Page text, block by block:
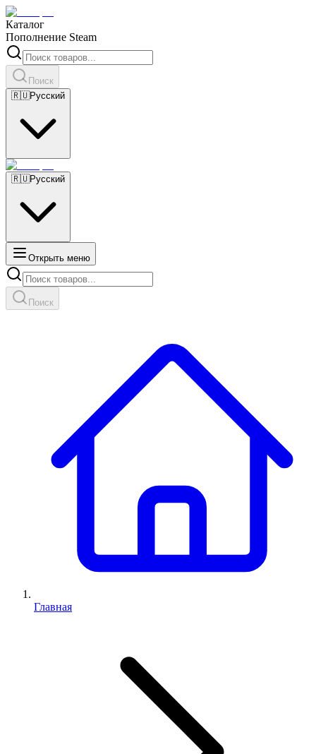
Каталог
Пополнение Steam
Поиск
🇷🇺Русский
🇷🇺Русский
Открыть меню
Поиск
Главная